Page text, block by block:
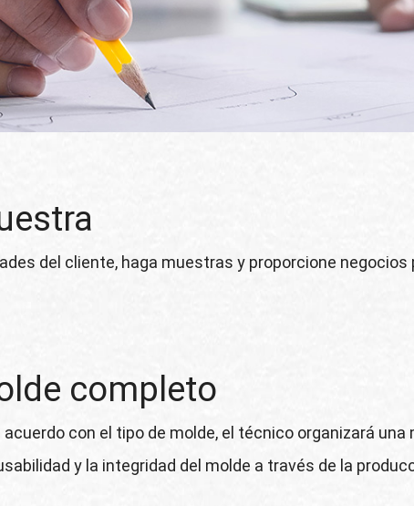
del cliente, haga muestras y proporcione
completo
con el tipo de molde, el técnico organizará
y la integridad del molde a través de la